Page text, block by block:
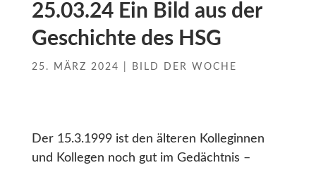
25.03.24 Ein Bild aus der
Geschichte des HSG
25. MÄRZ 2024 BILD DER WOCHE
Der 15.3.1999 ist den älteren Kolleginnen
und Kollegen noch gut im Gedächtnis –